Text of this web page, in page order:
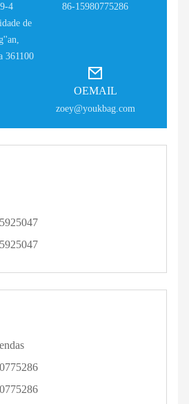
4
de
361100
86-15980775286
OEMAIL
zoey@youkbag.com